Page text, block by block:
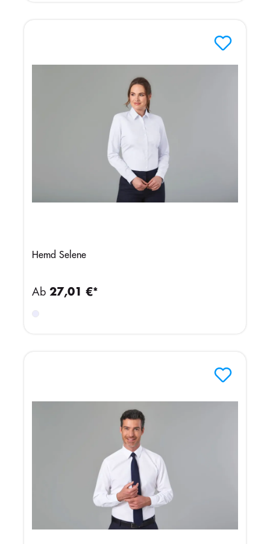
Hemd Selene
Ab 27,01 €*